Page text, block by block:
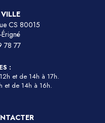
CS 80015
78 77
:
et de 14h à 17h.
et de 14h à 16h.